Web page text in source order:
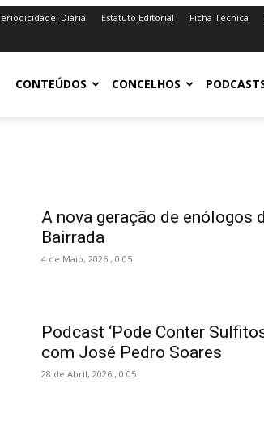
Diária Estatuto Editorial Ficha Técnica
CONTEÚDOS CONCELHOS
A nova geração de enólogos
Bairrada
4 de Maio, 2026 , 0:05
Podcast ‘Pode Conter
com José Pedro Soares
28 de Abril, 2026 , 0:05